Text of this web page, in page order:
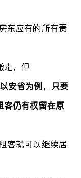
东应有的所有责
走，但
以安省为例，只要
客仍有权留在原
客就可以继续居